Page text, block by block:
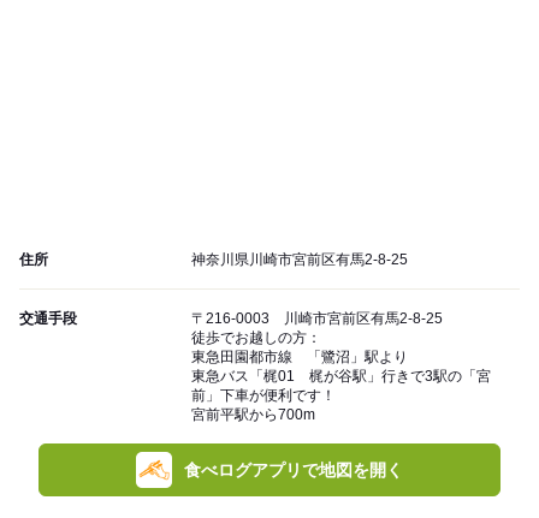
住所 神奈川県川崎市宮前区有馬2-8-25
交通手段
〒216-0003 川崎市宮前区有馬2-8-25
徒歩でお越しの方：
東急田園都市線 「鷺沼」駅より
東急バス「梶01 梶が谷駅」行きで3駅の「宮
前」下車が便利です！
宮前平駅から700m
食べログアプリで地図を開く